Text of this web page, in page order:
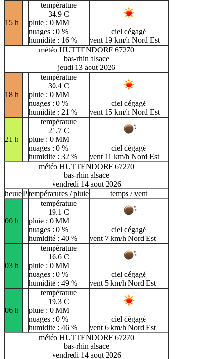
15 h
température
34.9 C
pluie : 0 MM
nuages : 0 %
humidité : 16 %
ciel dégagé
vent 19 km/h Nord Est
météo HUTTENDORF 67270
bas-rhin alsace
jeudi 13 aout 2026
18 h
température
30.4 C
pluie : 0 MM
nuages : 0 %
humidité : 21 %
ciel dégagé
vent 15 km/h Nord Est
21 h
température
21.7 C
pluie : 0 MM
nuages : 0 %
humidité : 32 %
ciel dégagé
vent 11 km/h Nord Est
météo HUTTENDORF 67270
bas-rhin alsace
vendredi 14 aout 2026
heurePtempératures / pluie temps / vent
00 h
température
19.1 C
pluie : 0 MM
nuages : 0 %
humidité : 40 %
ciel dégagé
vent 7 km/h Nord Est
03 h
température
16.6 C
pluie : 0 MM
nuages : 0 %
humidité : 49 %
ciel dégagé
vent 5 km/h Nord Est
06 h
température
19.3 C
pluie : 0 MM
nuages : 0 %
humidité : 46 %
ciel dégagé
vent 6 km/h Nord Est
météo HUTTENDORF 67270
bas-rhin alsace
vendredi 14 aout 2026